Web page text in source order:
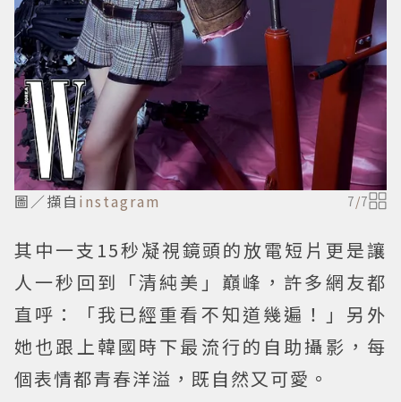
圖／擷自 instagram 7/7
其中一支15秒凝視鏡頭的放電短片更是讓
人一秒回到「清純美」巔峰，許多網友都
直呼：「我已經重看不知道幾遍！」另外
她也跟上韓國時下最流行的自助攝影，每
個表情都青春洋溢，既自然又可愛。